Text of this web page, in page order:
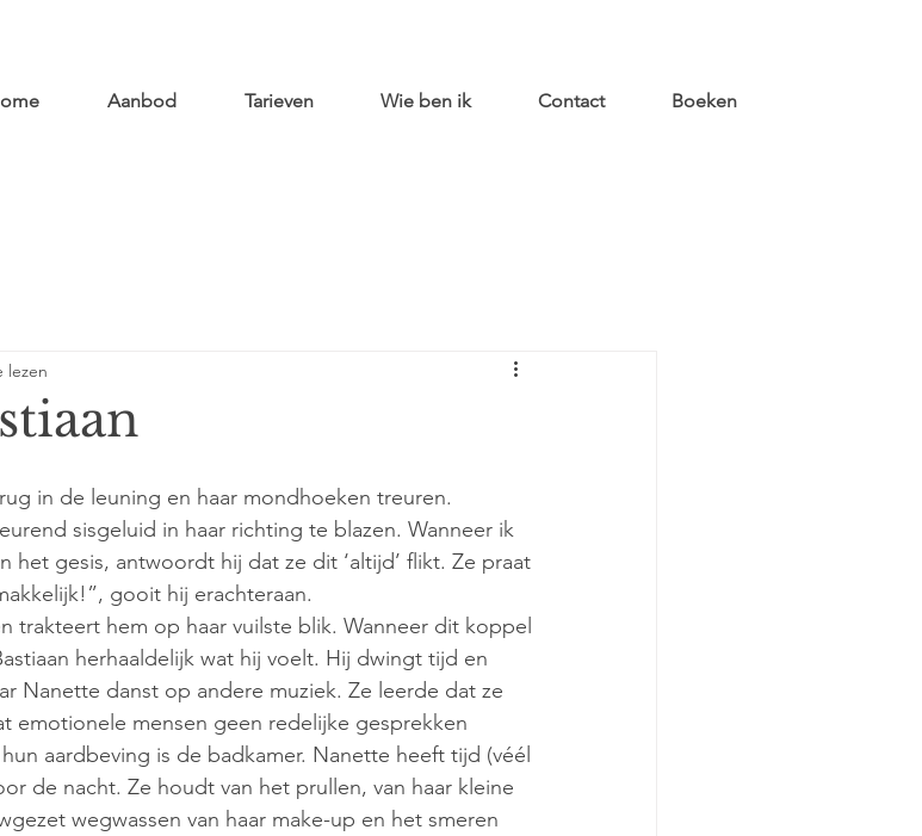
Aanbod Tarieven Wie ben ik Contact Boeken
lezen
in de leuning en haar mondhoeken treuren.
sisgeluid in haar richting te blazen. Wanneer ik
het gesis, antwoordt hij dat ze dit ‘altijd’ flikt. Ze praat
gooit hij erachteraan.
trakteert hem op haar vuilste blik. Wanneer dit koppel
herhaaldelijk wat hij voelt. Hij dwingt tijd en
Nanette danst op andere muziek. Ze leerde dat ze
emotionele mensen geen redelijke gesprekken
aardbeving is de badkamer. Nanette heeft tijd (véél
de nacht. Ze houdt van het prullen, van haar kleine
wegwassen van haar make-up en het smeren